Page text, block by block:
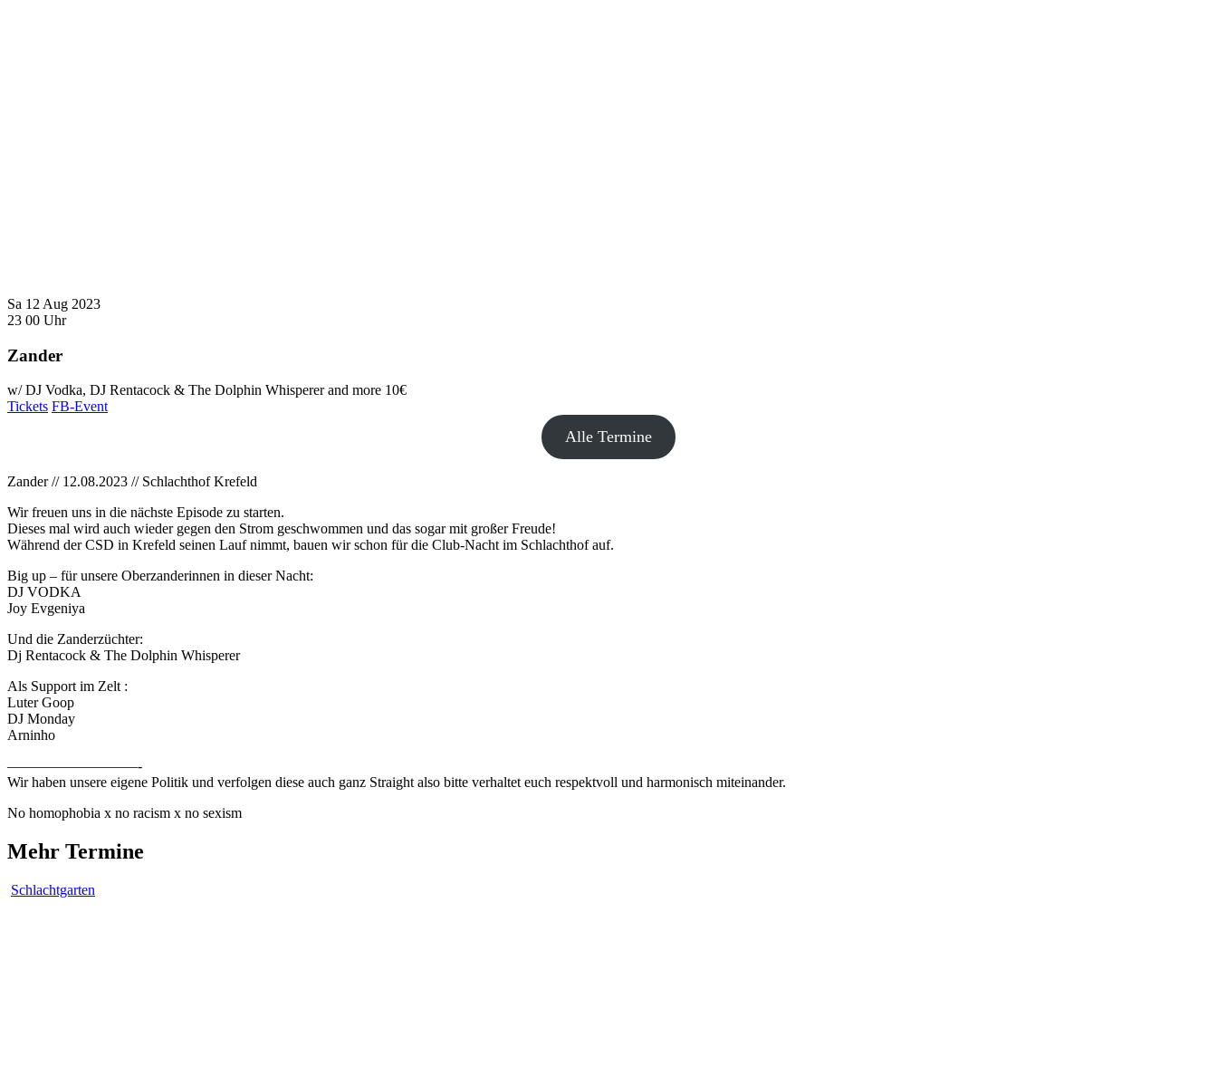
Sa 12 Aug 2023
23 00 Uhr
Zander
w/ DJ Vodka, DJ Rentacock & The Dolphin Whisperer and more 10€
Tickets FB-Event
Alle Termine
Zander // 12.08.2023 // Schlachthof Krefeld
Wir freuen uns in die nächste Episode zu starten.
Dieses mal wird auch wieder gegen den Strom geschwommen und das sogar mit großer Freude!
Während der CSD in Krefeld seinen Lauf nimmt, bauen wir schon für die Club-Nacht im Schlachthof auf.
Big up – für unsere Oberzanderinnen in dieser Nacht:
DJ VODKA
Joy Evgeniya
Und die Zanderzüchter:
Dj Rentacock & The Dolphin Whisperer
Als Support im Zelt :
Luter Goop
DJ Monday
Arninho
—————————-
Wir haben unsere eigene Politik und verfolgen diese auch ganz Straight also bitte verhaltet euch respektvoll und harmonisch miteinander.
No homophobia x no racism x no sexism
Mehr Termine
Schlachtgarten